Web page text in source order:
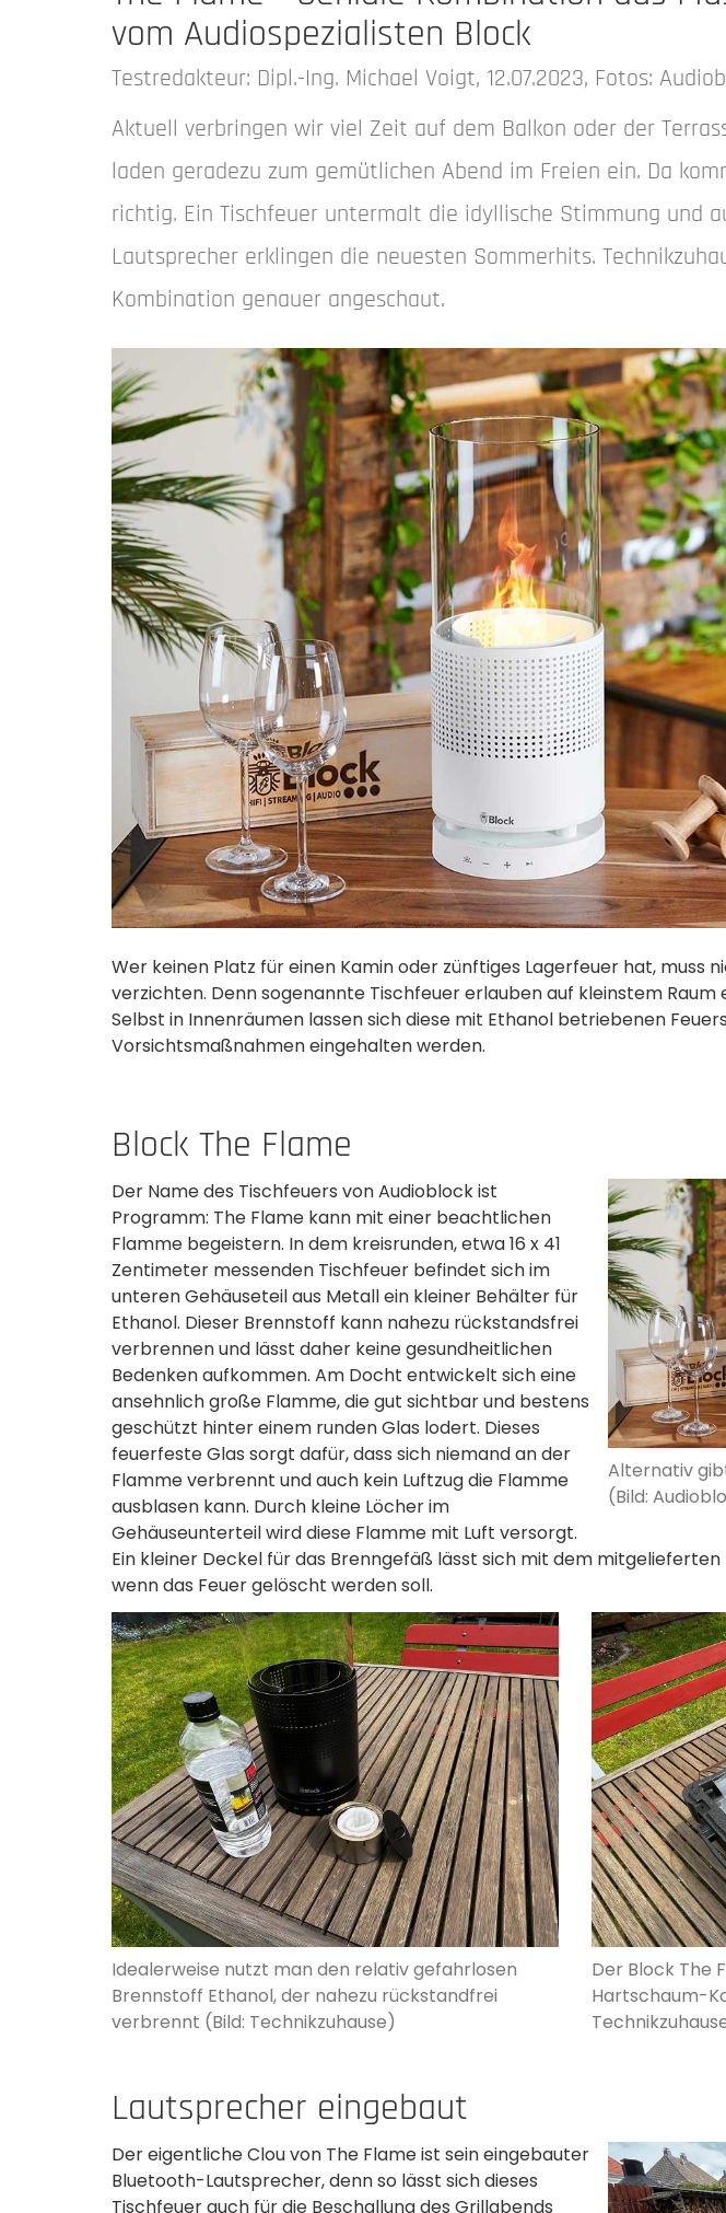
vom Audiospezialisten Block
Testredakteur: Dipl.-Ing. Michael Voigt, 12.07.2023, Fotos:
Aktuell verbringen wir viel Zeit auf dem Balkon oder der
laden geradezu zum gemütlichen Abend im Freien ein. Da
richtig. Ein Tischfeuer untermalt die idyllische Stimmung und
Lautsprecher erklingen die neuesten Sommerhits.
Kombination genauer angeschaut.
Wer keinen Platz für einen Kamin oder zünftiges Lagerfeuer hat, muss
verzichten. Denn sogenannte Tischfeuer erlauben auf kleinstem Raum
Selbst in Innenräumen lassen sich diese mit Ethanol betriebenen
Vorsichtsmaßnahmen eingehalten werden.
Block The Flame
Alternativ
(Bild:
Der Name des Tischfeuers von Audioblock ist
Programm: The Flame kann mit einer beachtlichen
Flamme begeistern. In dem kreisrunden, etwa 16 x 41
Zentimeter messenden Tischfeuer befindet sich im
unteren Gehäuseteil aus Metall ein kleiner Behälter für
Ethanol. Dieser Brennstoff kann nahezu rückstandsfrei
verbrennen und lässt daher keine gesundheitlichen
Bedenken aufkommen. Am Docht entwickelt sich eine
ansehnlich große Flamme, die gut sichtbar und bestens
geschützt hinter einem runden Glas lodert. Dieses
feuerfeste Glas sorgt dafür, dass sich niemand an der
Flamme verbrennt und auch kein Luftzug die Flamme
ausblasen kann. Durch kleine Löcher im
Gehäuseunterteil wird diese Flamme mit Luft versorgt.
Ein kleiner Deckel für das Brenngefäß lässt sich mit dem
wenn das Feuer gelöscht werden soll.
Idealerweise nutzt man den relativ gefahrlosen
Brennstoff Ethanol, der nahezu rückstandfrei
verbrennt (Bild: Technikzuhause)
Der Block The
Hartschaum-
Lautsprecher eingebaut
Der eigentliche Clou von The Flame ist sein eingebauter
Bluetooth-Lautsprecher, denn so lässt sich dieses
Tischfeuer auch für die Beschallung des Grillabends